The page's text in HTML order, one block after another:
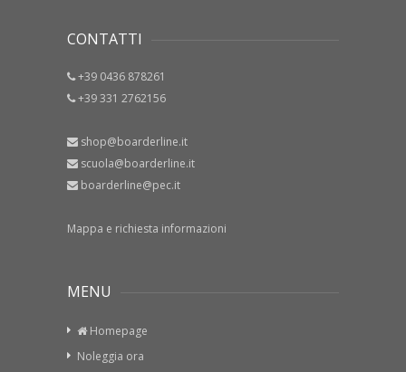
CONTATTI
+39 0436 878261
+39 331 2762156
shop@boarderline.it
scuola@boarderline.it
boarderline@pec.it
Mappa e richiesta informazioni
MENU
Homepage
Noleggia ora